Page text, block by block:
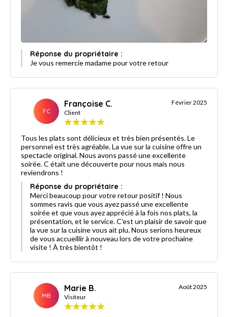
Réponse du propriétaire :
Je vous remercie madame pour votre retour
FC
Françoise C.
Client
Février 2025
Tous les plats sont délicieux et très bien présentés. Le
personnel est très agréable. La vue sur la cuisine offre un
spectacle original. Nous avons passé une excellente
soirée. C était une découverte pour nous mais nous
reviendrons !
Réponse du propriétaire :
Merci beaucoup pour votre retour positif ! Nous
sommes ravis que vous ayez passé une excellente
soirée et que vous ayez apprécié à la fois nos plats, la
présentation, et le service. C’est un plaisir de savoir que
la vue sur la cuisine vous ait plu. Nous serions heureux
de vous accueillir à nouveau lors de votre prochaine
visite ! À très bientôt !
MB
Marie B.
Visiteur
Août 2025